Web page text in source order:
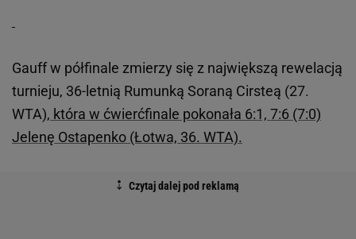
Gauff w półfinale zmierzy się z największą rewelacją
turnieju, 36-letnią Rumunką Soraną Cirsteą (27.
WTA), która w ćwierćfinale pokonała 6:1, 7:6 (7:0)
Jelenę Ostapenko (Łotwa, 36. WTA).